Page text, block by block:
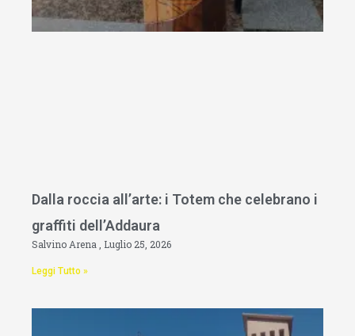
Dalla roccia all’arte: i Totem che celebrano i
graffiti dell’Addaura
Salvino Arena Luglio 25, 2026
Leggi Tutto »